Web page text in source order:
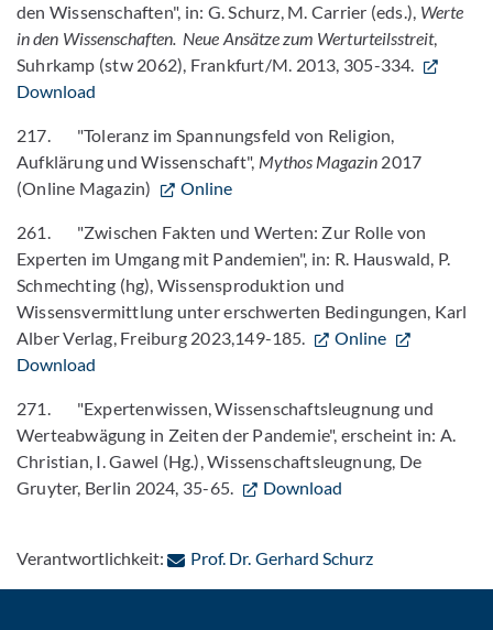
den Wissenschaften", in: G. Schurz, M. Carrier (eds.), Werte
in den Wissenschaften. Neue Ansätze zum Werturteilsstreit,
Suhrkamp (stw 2062), Frankfurt/M. 2013, 305-334.
Download
217. "Toleranz im Spannungsfeld von Religion,
Aufklärung und Wissenschaft", Mythos Magazin 2017
(Online Magazin)
Online
261. "Zwischen Fakten und Werten: Zur Rolle von
Experten im Umgang mit Pandemien", in: R. Hauswald, P.
Schmechting (hg), Wissensproduktion und
Wissensvermittlung unter erschwerten Bedingungen, Karl
Alber Verlag, Freiburg 2023,149-185.
Online
Download
271. "Expertenwissen, Wissenschaftsleugnung und
Werteabwägung in Zeiten der Pandemie", erscheint in: A.
Christian, I. Gawel (Hg.), Wissenschaftsleugnung, De
Gruyter, Berlin 2024, 35-65.
Download
Verantwortlichkeit: Prof. Dr. Gerhard Schurz: Per E-Mail